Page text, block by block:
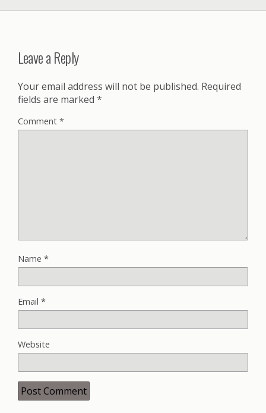
Leave a Reply
Your email address will not be published. Required
fields are marked *
Comment *
Name *
Email *
Website